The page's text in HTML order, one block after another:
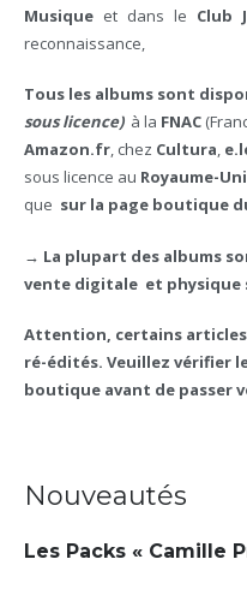
Musiqueet dans le Club
reconnaissance,
Tous les albums sont
sous licence) à la FNAC
Amazon.fr, chez Cultura,
sous licence au Royaume-Uni
que sur la page boutique
→ La plupart des albums
vente digitale et physique
Attention, certains
ré-édités. Veuillez vérifier
boutique avant de passer
Nouveautés
Les Packs « Camille